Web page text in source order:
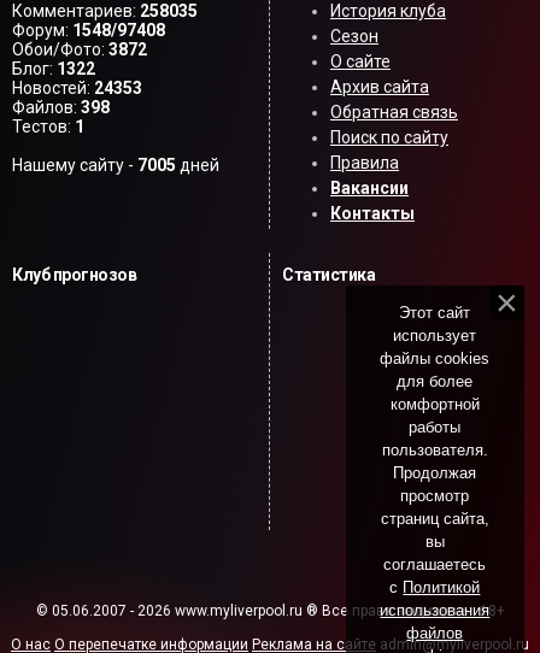
Комментариев: 258035
Форум: 1548/97408
Обои/Фото: 3872
Блог: 1322
Новостей: 24353
Файлов: 398
Тестов: 1
Нашему сайту - 7005 дней
История клуба
Сезон
О сайте
Архив сайта
Обратная связь
Поиск по сайту
Правила
Вакансии
Контакты
Клуб прогнозов Статистика
© 05.06.2007 - 2026 www.myliverpool.ru ® Все права защищены. 18+
О нас О перепечатке информации Реклама на сайте admin@myliverpool.ru
Этот сайт
использует
файлы cookies
для более
комфортной
работы
пользователя.
Продолжая
просмотр
страниц сайта,
вы
соглашаетесь
с Политикой
использования
файлов